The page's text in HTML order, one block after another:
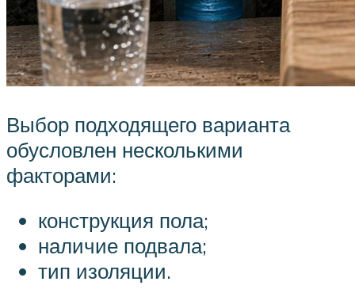
Выбор подходящего варианта
обусловлен несколькими
факторами:
конструкция пола;
наличие подвала;
тип изоляции.